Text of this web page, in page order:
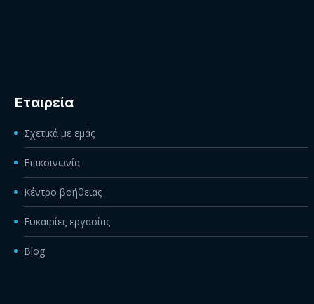
Εταιρεία
Σχετικά με εμάς
Επικοινωνία
Κέντρο βοήθειας
Ευκαιρίες εργασίας
Blog